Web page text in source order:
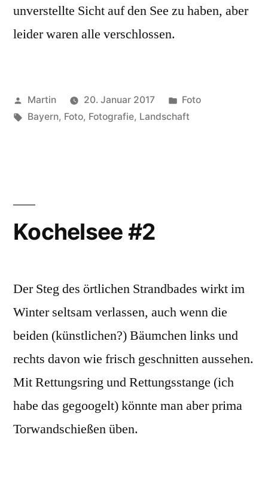
unverstellte Sicht auf den See zu haben, aber
leider waren alle verschlossen.
Veröffentlicht
von
Martin 20. Januar 2017
Veröffentlicht
unter
Foto
Schlagwörter:
Bayern, Foto, Fotografie, Landschaft
Kochelsee #2
Der Steg des örtlichen Strandbades wirkt im
Winter seltsam verlassen, auch wenn die
beiden (künstlichen?) Bäumchen links und
rechts davon wie frisch geschnitten aussehen.
Mit Rettungsring und Rettungsstange (ich
habe das gegoogelt) könnte man aber prima
Torwandschießen üben.